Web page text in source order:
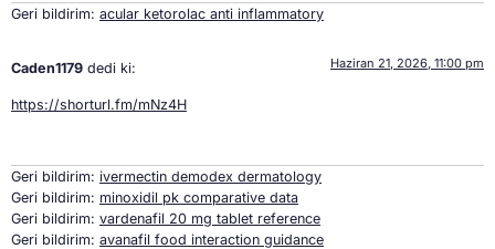
Geri bildirim: acular ketorolac anti inflammatory
Caden1179 dedi ki: Haziran 21, 2026, 11:00 pm
https://shorturl.fm/mNz4H
Geri bildirim: ivermectin demodex dermatology
Geri bildirim: minoxidil pk comparative data
Geri bildirim: vardenafil 20 mg tablet reference
Geri bildirim: avanafil food interaction guidance